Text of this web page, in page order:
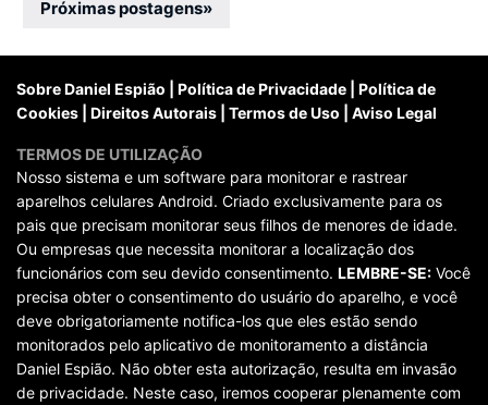
por
posts
Próximas postagens»
Sobre Daniel Espião Política de Privacidade
Política de
Cookies
Direitos Autorais Termos de Uso Aviso Legal
TERMOS DE UTILIZAÇÃO
Nosso sistema e um software para monitorar e rastrear
aparelhos celulares Android. Criado exclusivamente para os
pais que precisam monitorar seus filhos de menores de idade.
Ou empresas que necessita monitorar a localização dos
funcionários com seu devido consentimento. LEMBRE-SE: Você
precisa obter o consentimento do usuário do aparelho, e você
deve obrigatoriamente notifica-los que eles estão sendo
monitorados pelo aplicativo de monitoramento a distância
Daniel Espião. Não obter esta autorização, resulta em invasão
de privacidade. Neste caso, iremos cooperar plenamente com